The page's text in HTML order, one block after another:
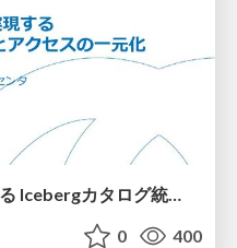
Apache Gravitinoで実現する Icebergカタログ統合とアクセスの一元化
0 400